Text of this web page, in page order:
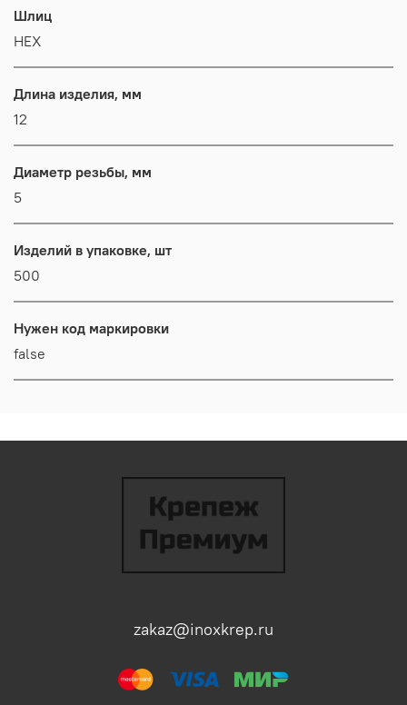
Шлиц
HEX
Длина изделия, мм
12
Диаметр резьбы, мм
5
Изделий в упаковке, шт
500
Нужен код маркировки
false
zakaz@inoxkrep.ru